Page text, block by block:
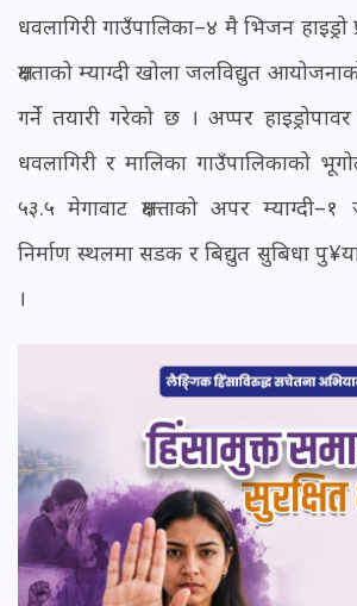
धवलागिरी गाउँपालिका–४ मै भिजन हाइड्रो
क्षमताको म्याग्दी खोला जलविद्युत
गर्ने तयारी गरेको छ । अप्पर
धवलागिरी र मालिका गाउँपालिकाको
५३.५ मेगावाट क्षमत्ताको अपर
निर्माण स्थलमा सडक र बिद्युत सुबिधा
।